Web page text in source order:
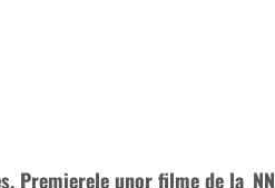
Premierele unor filme de la